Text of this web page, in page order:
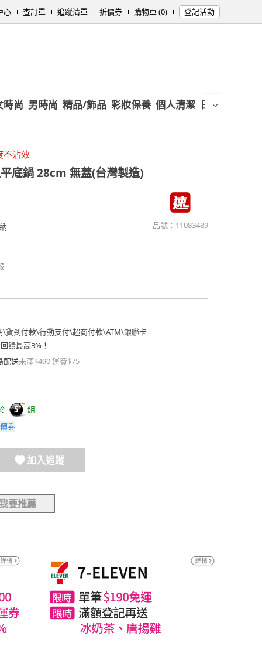
心 查訂單 追蹤清單 折價券 購物車 (0) 登記活動
時尚 男時尚 精品/飾品 彩妝保養 個人清潔 日用/紙品
不沾效
底鍋 28cm 無蓋(台灣製造)
品號： 11083489
\貨到付款\行動支付\超商付款\ATM\銀聯卡
饋最高3%！
配送未滿$490 運費$75
5
組
券
加入追蹤
我要推薦